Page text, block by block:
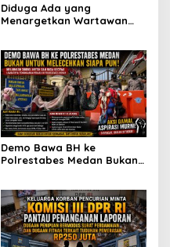
Diduga Ada yang
Menargetkan Wartawan
Membantu Polisi
Menangkap Maling di Toko
Usaha Keluarganya
Demo Bawa BH ke
Polrestabes Medan Bukan
dan Rasa Kecewa
Lambatnya Penanganan
Pekara di Polrestabes
Medan